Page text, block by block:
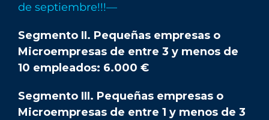
de septiembre!!!—
Segmento II. Pequeñas empresas o
Microempresas de entre 3 y menos de
10 empleados: 6.000 €
Segmento III. Pequeñas empresas o
Microempresas de entre 1 y menos de 3